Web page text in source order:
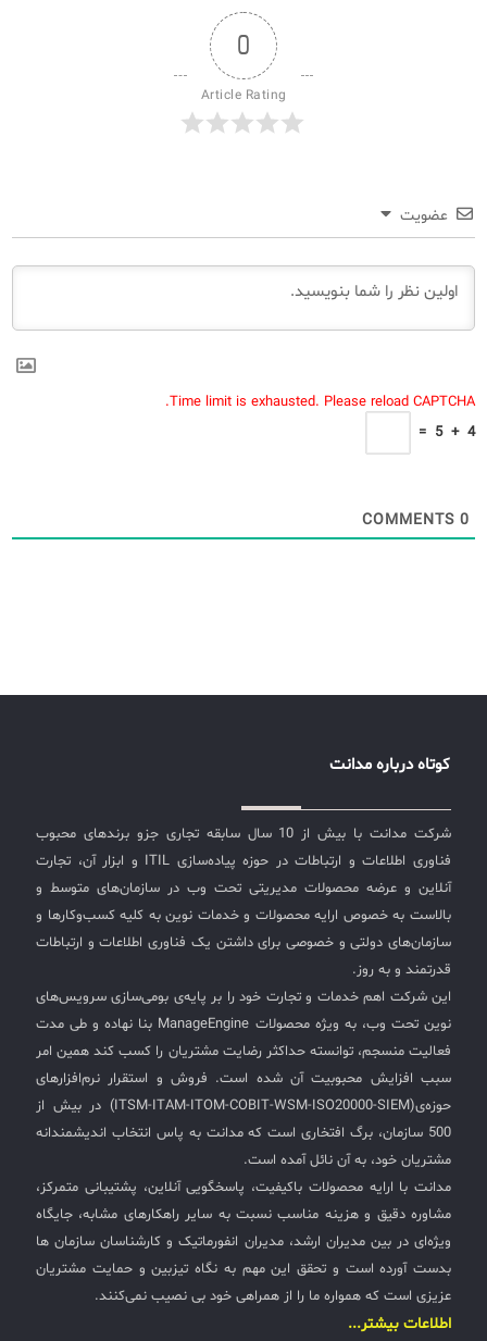
0
Article Rating
عضویت
Time limit is exhausted. Please reload CAPTCHA.
4
+
5
=
0
کوتاه درباره مدانت
شرکت مدانت با بیش از 10 سال سابقه تجاری جزو برندهای محبوب
فناوری اطلاعات و ارتباطات در حوزه پیاده‌سازی ITIL و ابزار آن، تجارت
آنلاین و عرضه محصولات مدیریتی تحت وب در سازمان‌های متوسط و
بالاست به خصوص ارایه محصولات و خدمات نوین به کلیه کسب‌وکارها و
سازمان‌های دولتی و خصوصی برای داشتن یک فناوری اطلاعات و ارتباطات
قدرتمند و به روز.
این شرکت اهم خدمات و تجارت خود را بر پایه‌ی بومی‌سازی سرویس‌های
نوین تحت وب، به ویژه محصولات ManageEngine بنا نهاده و طی مدت
فعالیت منسجم، توانسته حداکثر رضایت مشتریان را کسب کند همین امر
سبب افزایش محبوبیت آن شده است. فروش و استقرار نرم‌افزارهای
حوزه‌ی(ITSM-ITAM-ITOM-COBIT-WSM-ISO20000-SIEM) در بیش از
500 سازمان، برگ افتخاری است که مدانت به پاس انتخاب اندیشمندانه
مشتریان خود، به آن نائل آمده است.
مدانت با ارایه محصولات باکیفیت، پاسخگویی آنلاین، پشتیبانی متمرکز،
مشاوره دقیق و هزینه مناسب نسبت به سایر راهکارهای مشابه، جایگاه
ویژه‌ای در بین مدیران ارشد، مدیران انفورماتیک و کارشناسان سازمان ها
بدست آورده است و تحقق این مهم به نگاه تیزبین و حمایت مشتریان
عزیزی است که همواره ما را از همراهی خود بی نصیب نمی‌کنند.
اطلاعات بیشتر...